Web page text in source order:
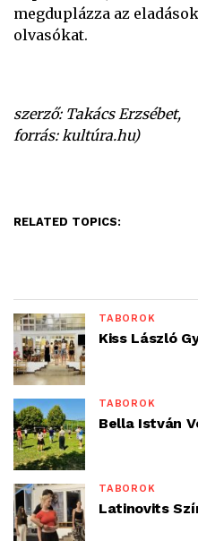
megduplázza az
olvasókat.
szerző: Takács Erzsébet,
forrás: kultúra.hu)
RELATED TOPICS:
TÁBOROK
Kiss László
TÁBOROK
Bella István
TÁBOROK
Latinovits